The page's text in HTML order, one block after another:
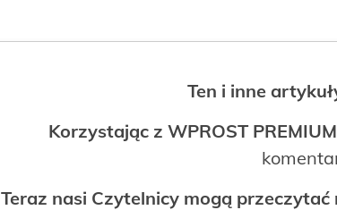
Ten i inne
Korzystając z WPROST
Teraz nasi Czytelnicy mogą